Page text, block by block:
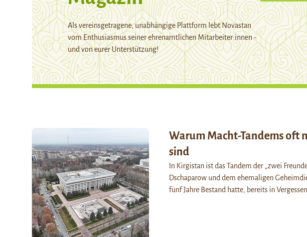
Als vereinsgetragene, unabhängige Plattform lebt Novastan
vom Enthusiasmus seiner ehrenamtlichen Mitarbeiter:innen -
und von eurer Unterstützung!
Warum Macht-Tandems oft
sind
In Kirgistan ist das Tandem der „zwei
Dschaparow und dem ehemaligen
fünf Jahre Bestand hatte, bereits in